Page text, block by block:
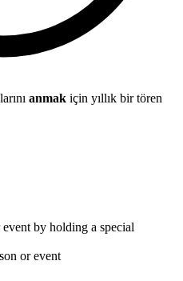
anmak için yıllık bir tören
by holding a special
or event